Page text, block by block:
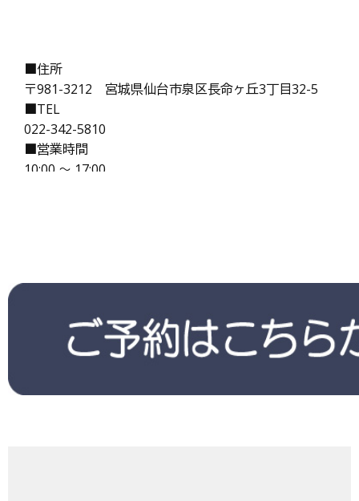
■住所
〒981-3212 宮城県仙台市泉区長命ヶ丘3丁目32-5
■TEL
022-342-5810
■営業時間
10:00 ～ 17:00